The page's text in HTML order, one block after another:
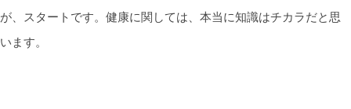
が、スタートです。健康に関しては、本当に知識はチカラだと思
います。